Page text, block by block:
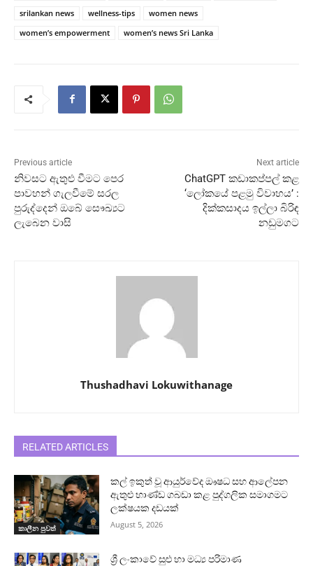
srilankan news
wellness-tips
women news
women’s empowerment
women’s news Sri Lanka
Previous article
නිවසට ඇතුළු වීමට පෙර
පාවහන් ගැලවීමේ සරල
පුරුද්දෙන් ඔබේ සෞඛ්‍යට
ලැබෙන වාසි
Next article
ChatGPT කඩාකප්පල් කළ
‘ලෝකයේ පළමු විවාහය’ :
දික්කසාදය ඉල්ලා බිරිඳ
නඩුමගට
Thushadhavi Lokuwithanage
RELATED ARTICLES
කාලීන පුවත්
කල් ඉකුත් වූ ආයුර්වේද ඖෂධ සහ ආලේපන
ඇතුළු භාණ්ඩ ගබඩා කළ පුද්ගලික සමාගමට
ලක්ෂයක දඩයක්
August 5, 2026
ශ්‍රී ලංකාවේ සුළු හා මධ්‍ය පරිමාණ